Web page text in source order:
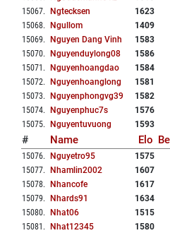
15067. Ngtecksen 1623
15068. Ngullom 1409
15069. Nguyen Dang Vinh 1583
15070. Nguyenduylong08 1586
15071 . Nguyenhoangdao 1584
15072. Nguyenhoanglong 1581
15073. Nguyenphongvg39 1582
15074. Nguyenphuc7s 1576
15075. Nguyentuvuong 1593
# Name Elo
15076. Nguyetro95 1575
15077. Nhamlin2002 1607
15078. Nhancofe 1617
15079. Nhards91 1634
15080. Nhat06 1515
15081 . Nhat12345 1580